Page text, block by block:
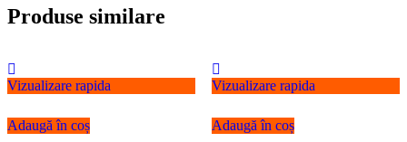
Produse similare
Vizualizare rapida
Adaugă în coș
Vizualizare rapida
Adaugă în coș